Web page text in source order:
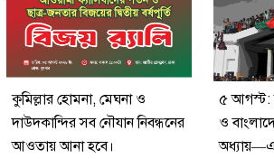
কুমিল্লার হোমনা, মেঘনা ও
দাউদকান্দির সব নৌযান নিবন্ধনের
আওতায় আনা হবে।
৫ আগস্ট:
ও